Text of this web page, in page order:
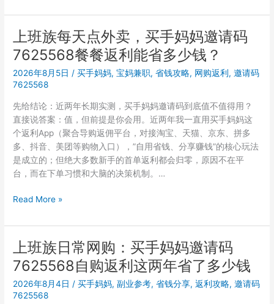
族
用
买
手
妈
妈
请
码
7625568：
通
勤
碎
时
么
顺
手
赚
佣
上班族每天点外卖，买手妈妈邀请码
7625568餐餐返利能省多少钱？
2026年8月5日 /买手妈妈,宝妈兼职,省钱攻略, 网购返利 ,邀请码
7625568
先给结论：近两年长期实测，买手妈妈邀请码到底值不值得用？
直接说答案：值，但前提是你会用。近两年我一直用买手妈妈这
个返利App（聚合导购返佣平台，对接淘宝、天猫、京东、拼多
多、抖音、美团等购物入口），”自用省钱、分享赚钱”的核心玩法
是成立的；但绝大多数新手的首单返利都会归零，原因不在平
台，而在下单习惯和大脑的决策机制。…
上
族
每
天
点
外
卖，
Read More »
上班族日常网购：买手妈妈邀请码
7625568自购返利这两年省了多少钱
2026年8月4日 /买手妈妈,副业参考,省钱分享,返利攻略,邀请码
7625568